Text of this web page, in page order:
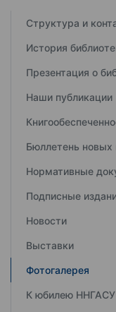
Структура и
История
Презентация о
Наши публикации
Бюллетень новых
Нормативные
Подписные
Новости
Выставки
Фотогалерея
К юбилею ННГАСУ